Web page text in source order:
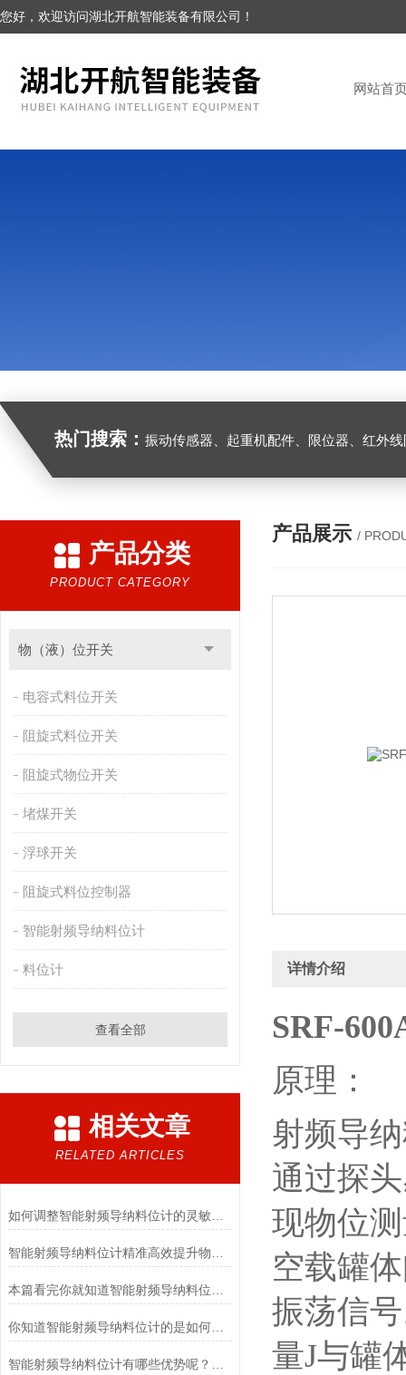
您好，欢迎访问湖北开航智能装备有限公司！
网站首
热门搜索： 振动传感器、起重机配件、限位器、红外线防撞器
产品分类
PRODUCT CATEGORY
物（液）位开关
电容式料位开关
阻旋式料位开关
阻旋式物位开关
堵煤开关
浮球开关
阻旋式料位控制器
智能射频导纳料位计
料位计
查看全部
相关文章
RELATED ARTICLES
你知道智能射频导纳料位计的是如何运行的么
产品展示 /
详情介绍
SRF-
原理：
射频导
通过探
现物位
空载罐
振荡信
量J与罐